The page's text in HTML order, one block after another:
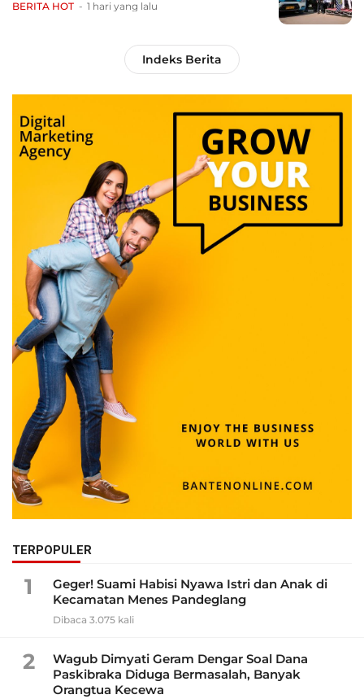
BERITA HOT 1 hari yang lalu
Indeks Berita
TERPOPULER
1
Geger! Suami Habisi Nyawa Istri dan Anak di
Kecamatan Menes Pandeglang
Dibaca 3.075 kali
2
Wagub Dimyati Geram Dengar Soal Dana
Paskibraka Diduga Bermasalah, Banyak
Orangtua Kecewa